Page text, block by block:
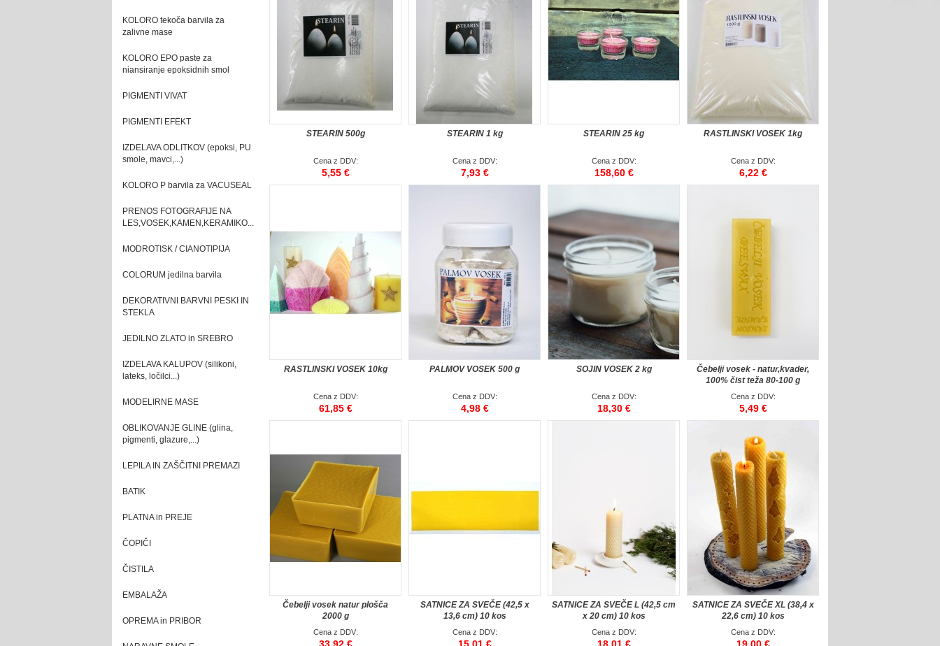
KOLORO tekoča barvila za
zalivne mase
KOLORO EPO paste za
niansiranje epoksidnih smol
PIGMENTI VIVAT
PIGMENTI EFEKT
IZDELAVA ODLITKOV (epoksi, PU
smole, mavci,...)
KOLORO P barvila za VACUSEAL
PRENOS FOTOGRAFIJE NA
LES,VOSEK,KAMEN,KERAMIKO...
MODROTISK / CIANOTIPIJA
COLORUM jedilna barvila
DEKORATIVNI BARVNI PESKI IN
STEKLA
JEDILNO ZLATO in SREBRO
IZDELAVA KALUPOV (silikoni,
lateks, ločilci...)
MODELIRNE MASE
OBLIKOVANJE GLINE (glina,
pigmenti, glazure,...)
LEPILA IN ZAŠČITNI PREMAZI
BATIK
PLATNA in PREJE
ČOPIČI
ČISTILA
EMBALAŽA
OPREMA in PRIBOR
STEARIN 500g
Cena z DDV:
5,55 €
STEARIN 1 kg
Cena z DDV:
7,93 €
STEARIN 25 kg
Cena z DDV:
158,60 €
RASTLINSKI VOSEK 1kg
Cena z DDV:
6,22 €
RASTLINSKI VOSEK 10kg
Cena z DDV:
61,85 €
PALMOV VOSEK 500 g
Cena z DDV:
4,98 €
SOJIN VOSEK 2 kg
Cena z DDV:
18,30 €
Čebelji vosek - natur,kvader,
100% čist teža 80-100 g
Cena z DDV:
5,49 €
Čebelji vosek natur plošča
2000 g
Cena z DDV:
SATNICE ZA SVEČE (42,5 x
13,6 cm) 10 kos
Cena z DDV:
SATNICE ZA SVEČE L (42,5 cm
x 20 cm) 10 kos
Cena z DDV:
SATNICE ZA SVEČE XL (38,4 x
22,6 cm) 10 kos
Cena z DDV: